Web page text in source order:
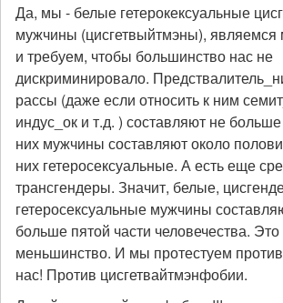
Да, мы - белые гетерокексуальные
мужчины (цисгетвыйтмэны),
и требуем, чтобы большинство нас не
дискриминировало.
рассы (даже если относить к ним
индус_ок и т.д. ) составляют не
них мужчины составляют около
них гетеросексуальные. А есть еще
трансгендеры. Значит, белые,
гетеросексуальные мужчины
больше пятой части человечества.
меньшинство. И мы протестуем
нас! Против цисгетвайтмэнфобии.